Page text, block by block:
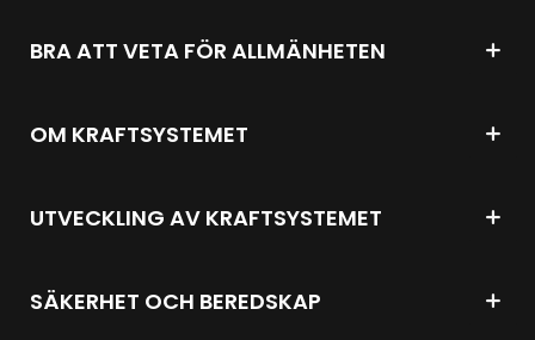
BRA ATT VETA FÖR ALLMÄNHETEN
OM KRAFTSYSTEMET
UTVECKLING AV KRAFTSYSTEMET
SÄKERHET OCH BEREDSKAP